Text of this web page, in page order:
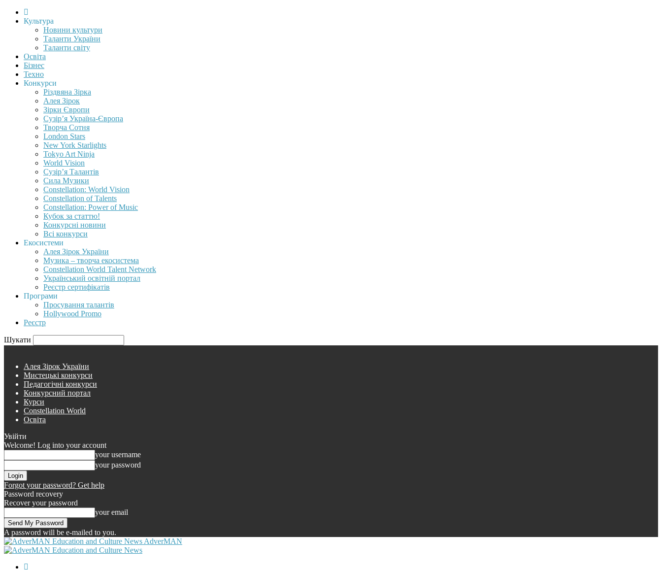
Культура
Новини культури
Таланти України
Таланти світу
Освіта
Бізнес
Техно
Конкурси
Різдвяна Зірка
Алея Зірок
Зірки Європи
Сузір’я Україна-Європа
Творча Сотня
London Stars
New York Starlights
Tokyo Art Ninja
World Vision
Сузір’я Талантів
Сила Музики
Constellation: World Vision
Constellation of Talents
Constellation: Power of Music
Кубок за статтю!
Конкурсні новини
Всі конкурси
Екосистеми
Алея Зірок України
Музика – творча екосистема
Constellation World Talent Network
Український освітній портал
Реєстр сертифікатів
Програми
Просування талантів
Hollywood Promo
Реєстр
Шукати
Алея Зірок України
Мистецькі конкурси
Педагогічні конкурси
Конкурсний портал
Курси
Constellation World
Освіта
Увійти
Welcome! Log into your account
your username
your password
Forgot your password? Get help
Password recovery
Recover your password
your email
A password will be e-mailed to you.
AdverMAN